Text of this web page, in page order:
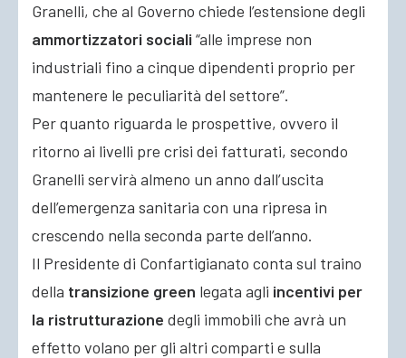
Granelli, che al Governo chiede l’estensione degli
ammortizzatori sociali “alle imprese non
industriali fino a cinque dipendenti proprio per
mantenere le peculiarità del settore”.
Per quanto riguarda le prospettive, ovvero il
ritorno ai livelli pre crisi dei fatturati, secondo
Granelli servirà almeno un anno dall’uscita
dell’emergenza sanitaria con una ripresa in
crescendo nella seconda parte dell’anno.
Il Presidente di Confartigianato conta sul traino
della transizione green legata agli incentivi per
la ristrutturazione degli immobili che avrà un
effetto volano per gli altri comparti e sulla